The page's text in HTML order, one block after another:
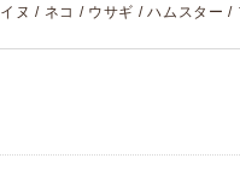
イヌ / ネコ / ウサギ / ハムスター /